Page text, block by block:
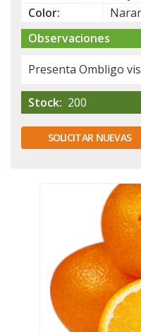
Color:
Observaciones
Presenta Ombligo
Stock: 200
SOLICITAR NUEVAS